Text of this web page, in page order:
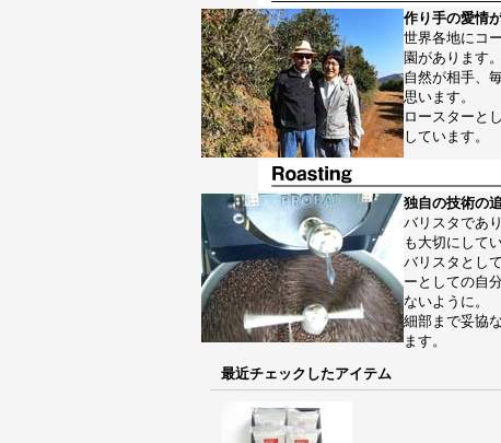
作り手の愛情
世界各地にコ
園があります。
自然が相手、
思います。
ロースターと
しています。
独自の技術の追
バリスタであ
も大切にして
バリスタとし
ーとしての自
ないように。
細部まで妥協
ます。
最近チェックしたアイテム